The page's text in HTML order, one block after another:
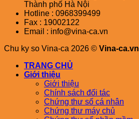
Thành phố Hà Nội
Hotline : 0968399499
Fax : 19002122
Email : info@vina-ca.vn
Chu ky so Vina-ca 2026 © Vina-ca.vn
TRANG CHỦ
Giới thiệu
Giới thiệu
Chính sách đối tác
Chứng thư số cá nhân
Chứng thư máy chủ